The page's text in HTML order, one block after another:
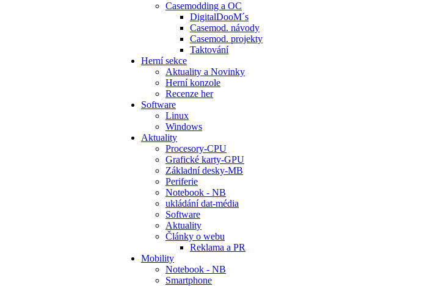
Casemodding a OC
DigitalDooM´s
Casemod. návody
Casemod. projekty
Taktování
Herní sekce
Aktuality a Novinky
Herní konzole
Recenze her
Software
Linux
Windows
Aktuality
Procesory-CPU
Grafické karty-GPU
Základní desky-MB
Periferie
Notebook - NB
ukládání dat-média
Software
Aktuality
Články o webu
Reklama a PR
Mobility
Notebook - NB
Smartphone